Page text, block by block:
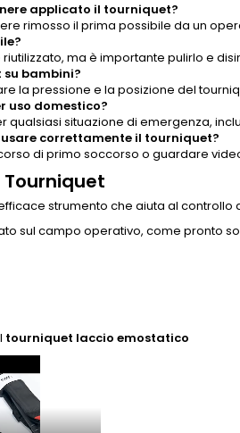
applicato il tourniquet?
rimosso il prima possibile da un
riutilizzato, ma è importante pulirlo e
su bambini?
la pressione e la posizione del
uso domestico?
qualsiasi situazione di emergenza,
correttamente il tourniquet?
di primo soccorso o guardare
strumento che aiuta al
sul campo operativo, come pronto
tourniquet laccio emostatico